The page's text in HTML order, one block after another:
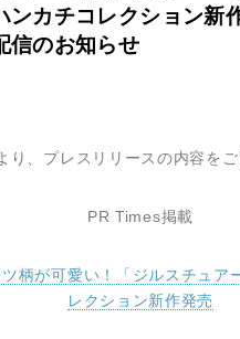
ンカチコレクション新
信のお知らせ
り、プレスリリースの内容をご
PRTimes掲載
ツ柄が可愛い！「ジルスチュア
レクション新作発売